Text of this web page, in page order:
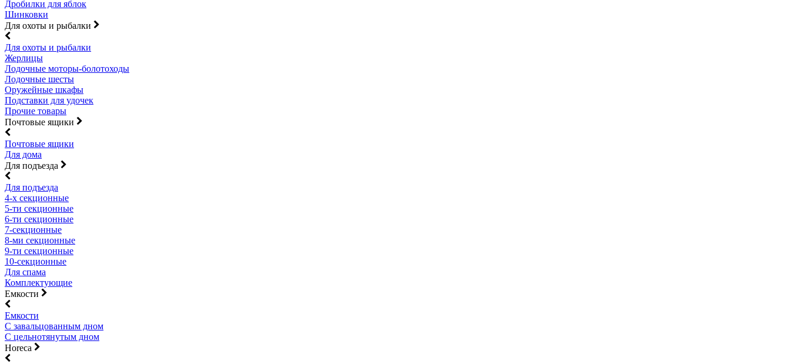
Дробилки для яблок
Шинковки
Для охоты и рыбалки
Для охоты и рыбалки
Жерлицы
Лодочные моторы-болотоходы
Лодочные шесты
Оружейные шкафы
Подставки для удочек
Прочие товары
Почтовые ящики
Почтовые ящики
Для дома
Для подъезда
Для подъезда
4-х секционные
5-ти секционные
6-ти секционные
7-секционные
8-ми секционные
9-ти секционные
10-секционные
Для спама
Комплектующие
Емкости
Емкости
С завальцованным дном
С цельнотянутым дном
Horeca